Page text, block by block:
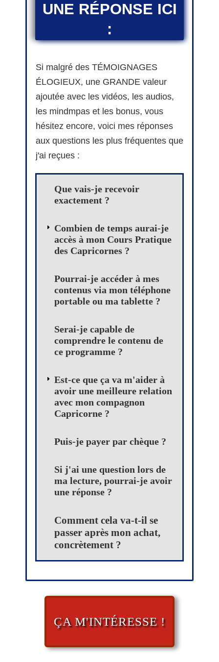
UNE RÉPONSE ICI
:
Si malgré des TÉMOIGNAGES
ÉLOGIEUX, une GRANDE valeur
ajoutée avec les vidéos, les audios,
les mindmpas et les bonus, vous
hésitez encore, voici mes réponses
aux questions les plus fréquentes que
j'ai reçues :
Que vais-je recevoir
exactement ?
Combien de temps aurai-je
accès à mon Cours Pratique
des Capricornes ?
Pourrai-je accéder à mes
contenus via mon téléphone
portable ou ma tablette ?
Serai-je capable de
comprendre le contenu de
ce programme ?
Est-ce que ça va m'aider à
avoir une meilleure relation
avec mon compagnon
Capricorne ?
Puis-je payer par chèque ?
Si j'ai une question lors de
ma lecture, pourrai-je avoir
une réponse ?
Comment cela va-t-il se
passer après mon achat,
concrètement ?
ÇA M'INTÉRESSE !